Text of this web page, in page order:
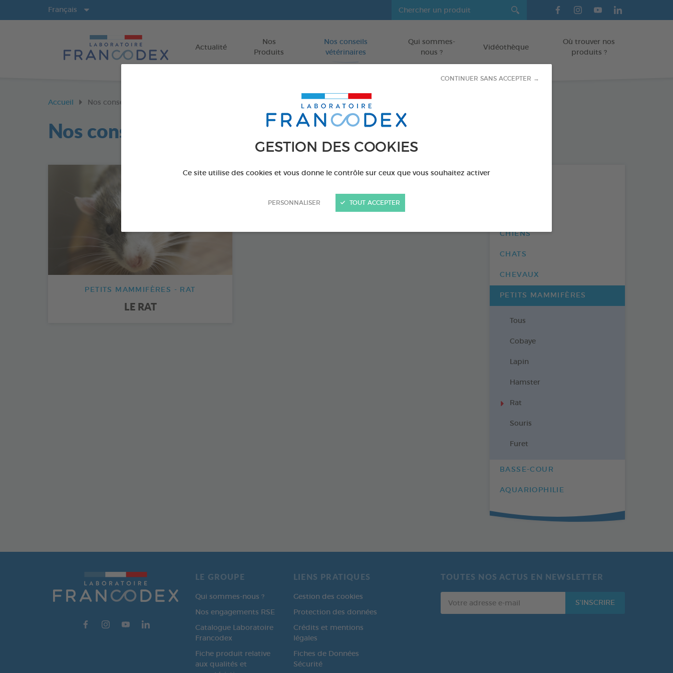
GESTION DES COOKIES
Ce site utilise des cookies et vous donne le contrôle sur ceux que vous souhaitez activer
PERSONNALISER
CONTINUER SANS ACCEPTER →
TOUT ACCEPTER
Aller au contenu
Actualité
Nos
Produits
Nos conseils
vétérinaires
Qui sommes-
nous ?
Vidéothèque
Où trouver nos
produits ?
Français
Accueil Nos conseils vétérinaires
Nos conseils vétérinaires
PETITS MAMMIFÈRES - RAT
LE RAT
CHIENS
CHATS
CHEVAUX
PETITS MAMMIFÈRES
Tous
Cobaye
Lapin
Hamster
Rat
Souris
Furet
BASSE-COUR
AQUARIOPHILIE
LE GROUPE
Qui sommes-nous ?
Nos engagements RSE
Catalogue Laboratoire
Francodex
Fiche produit relative
aux qualités et
LIENS PRATIQUES
Gestion des cookies
Protection des données
Crédits et mentions
légales
Fiches de Données
Sécurité
TOUTES NOS ACTUS EN NEWSLETTER
adresse
S'INSCRIRE